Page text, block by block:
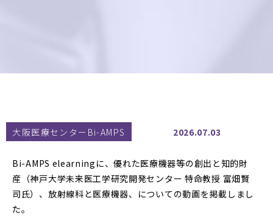
大阪医療センターBi-AMPS 2026.07.03
Bi-AMPS elearningに、優れた医療機器等の創出と知的財
産（神戸大学未来医工学研究開発センター 特命教授 富畑賢
司氏）、放射線科と医療機器、についての動画を掲載しまし
た。